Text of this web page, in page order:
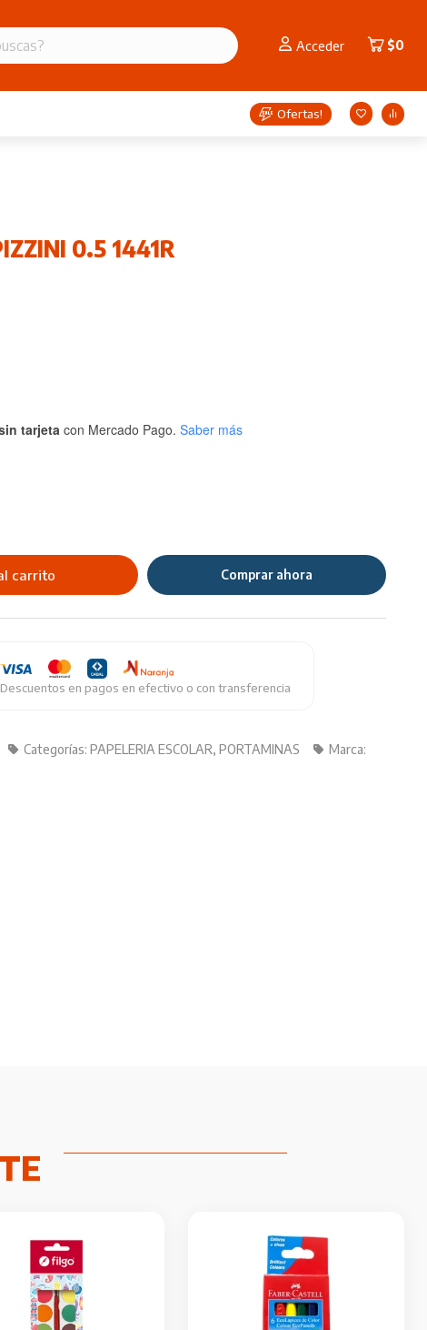
Acceder $0
Ofertas!
0.5 1441R
tarjeta con Mercado Pago. Saber más
carrito Comprar ahora
Categorías: PAPELERIA ESCOLAR, PORTAMINAS
Marca:
Descuentos en pagos en efectivo o con transferencia